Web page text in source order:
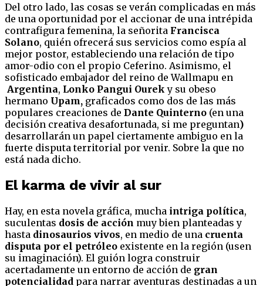
Del otro lado, las cosas se verán complicadas en más
de una oportunidad por el accionar de una intrépida
contrafigura femenina, la señorita Francisca
Solano, quién ofrecerá sus servicios como espía al
mejor postor, estableciendo una relación de tipo
amor-odio con el propio Ceferino. Asimismo, el
sofisticado embajador del reino de Wallmapu en
Argentina, Lonko Pangui Ourek y su obeso
hermano Upam, graficados como dos de las más
populares creaciones de Dante Quinterno (en una
decisión creativa desafortunada, si me preguntan)
desarrollarán un papel ciertamente ambiguo en la
fuerte disputa territorial por venir. Sobre la que no
está nada dicho.
El karma de vivir al sur
Hay, en esta novela gráfica, mucha intriga política,
suculentas dosis de acción muy bien planteadas y
hasta dinosaurios vivos, en medio de una cruenta
disputa por el petróleo existente en la región (usen
su imaginación). El guión logra construir
acertadamente un entorno de acción de gran
potencialidad para narrar aventuras destinadas a un